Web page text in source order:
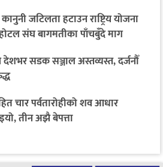
कानुनी जटिलता हटाउन राष्ट्रिय योजना
संघ बागमतीका पाँचबुँदे माग
देशभर सडक सञ्जाल अस्तव्यस्त, दर्जनौँ
चार पर्वतारोहीको शव आधार
तीन अझै बेपत्ता